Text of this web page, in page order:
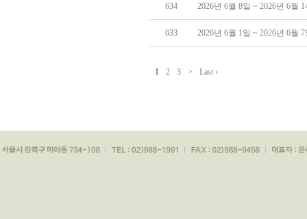
634 2026년 6월 8일 ~ 2026년 6월
633 2026년 6월 1일 ~ 2026년 6월
1 2 3 > Last ›